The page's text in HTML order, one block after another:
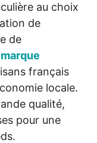
au choix
de
de
marque
français
locale.
qualité,
pour une